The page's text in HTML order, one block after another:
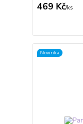
469 Kč/ks
Novinka